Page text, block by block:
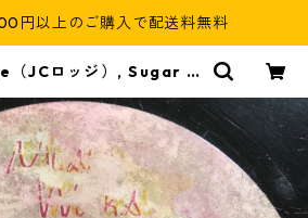
円以上のご購入で配送料無料
（JCロッジ）, Sugar M
Into My Life【7'】
Jamaican Soul